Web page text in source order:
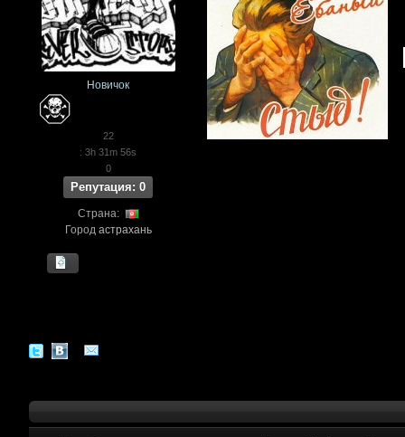
Новичок
22
: 3h 31m 56s
0
Репутация: 0
Страна:
Город астрахань